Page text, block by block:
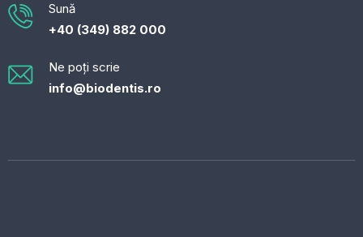
Sună
+40 (349) 882 000
Ne poți scrie
info@biodentis.ro